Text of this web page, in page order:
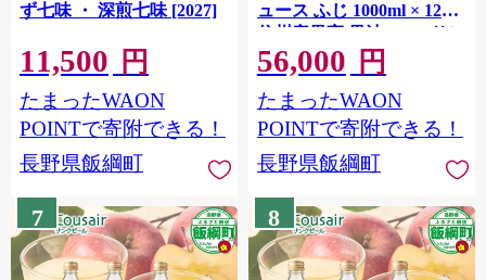
ず七味 ・ 深煎七味 [2027]
11,500 円
たまったWAON
POINTで寄附できる！
長野県飯綱町
ュース ふじ 1000ml × 12本
信州産果実 果汁100% サン
クゼール 飲料 果汁飲料 り
んご リンゴ 林檎 ジュース
信州 長野県 飯綱町 [2133]
56,000 円
たまったWAON
POINTで寄附できる！
長野県飯綱町
7 8